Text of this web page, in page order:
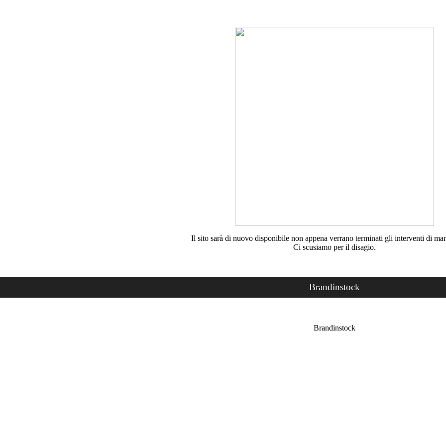
Il sito sarà di nuovo disponibile non appena verrano terminati gli interventi di
Ci scusiamo per il disagio.
Brandinstock
Brandinstock